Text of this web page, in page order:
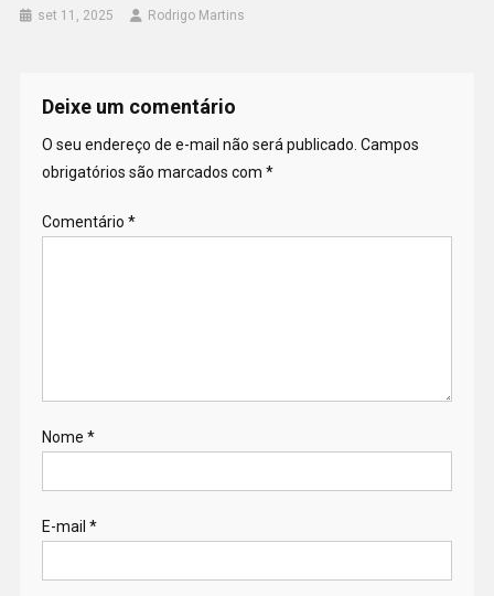
set 11, 2025 Rodrigo Martins
Deixe um comentário
O seu endereço de e-mail não será publicado. Campos
obrigatórios são marcados com *
Comentário *
Nome *
E-mail *